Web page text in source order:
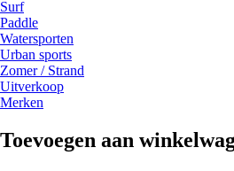
Surf
Paddle
Watersporten
Urban sports
Zomer / Strand
Uitverkoop
Merken
Toevoegen aan